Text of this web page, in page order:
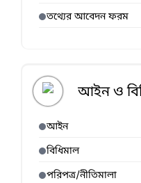
তথ্যের আবেদন ফরম
আইন ও
আইন
বিধিমাল
পরিপত্র/নীতিমালা